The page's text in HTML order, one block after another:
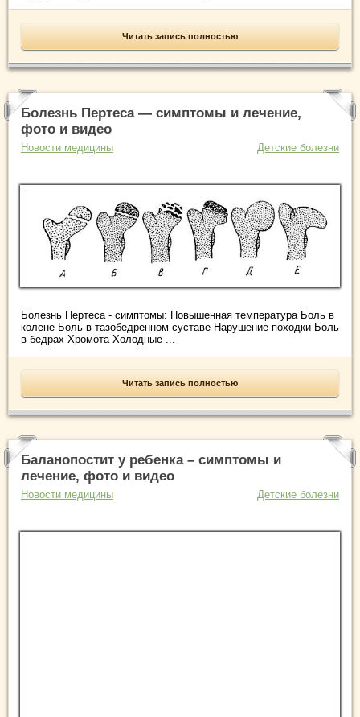
Читать запись полностью
Болезнь Пертеса — симптомы и лечение,
фото и видео
Новости медицины Детские болезни
Болезнь Пертеса - симптомы: Повышенная температура Боль в
колене Боль в тазобедренном суставе Нарушение походки Боль
в бедрах Хромота Холодные ...
Читать запись полностью
Баланопостит у ребенка – симптомы и
лечение, фото и видео
Новости медицины Детские болезни